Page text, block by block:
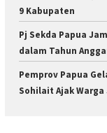
9 Kabupaten
Pj Sekda Papua
dalam Tahun
Pemprov Papua
Sohilait Ajak